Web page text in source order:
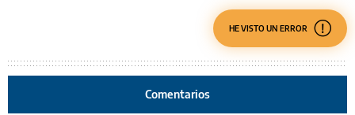
HE VISTO UN ERROR
Comentarios